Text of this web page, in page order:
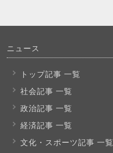
ニュース
トップ記事 一覧
社会記事 一覧
政治記事 一覧
経済記事 一覧
文化・スポーツ記事 一覧